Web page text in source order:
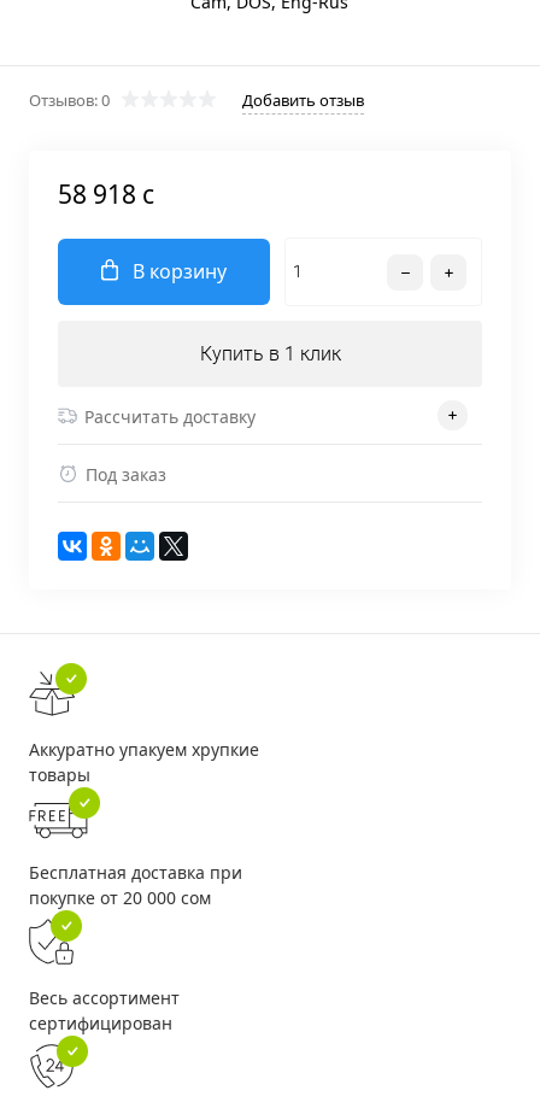
Отзывов: 0 Добавить отзыв
58 918 c
В корзину
Купить в 1 клик
Рассчитать доставку
Под заказ
Аккуратно упакуем хрупкие
товары
Бесплатная доставка при
покупке от 20 000 сом
Весь ассортимент
сертифицирован